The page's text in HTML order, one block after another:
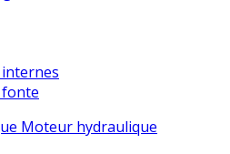
Moteur hydraulique